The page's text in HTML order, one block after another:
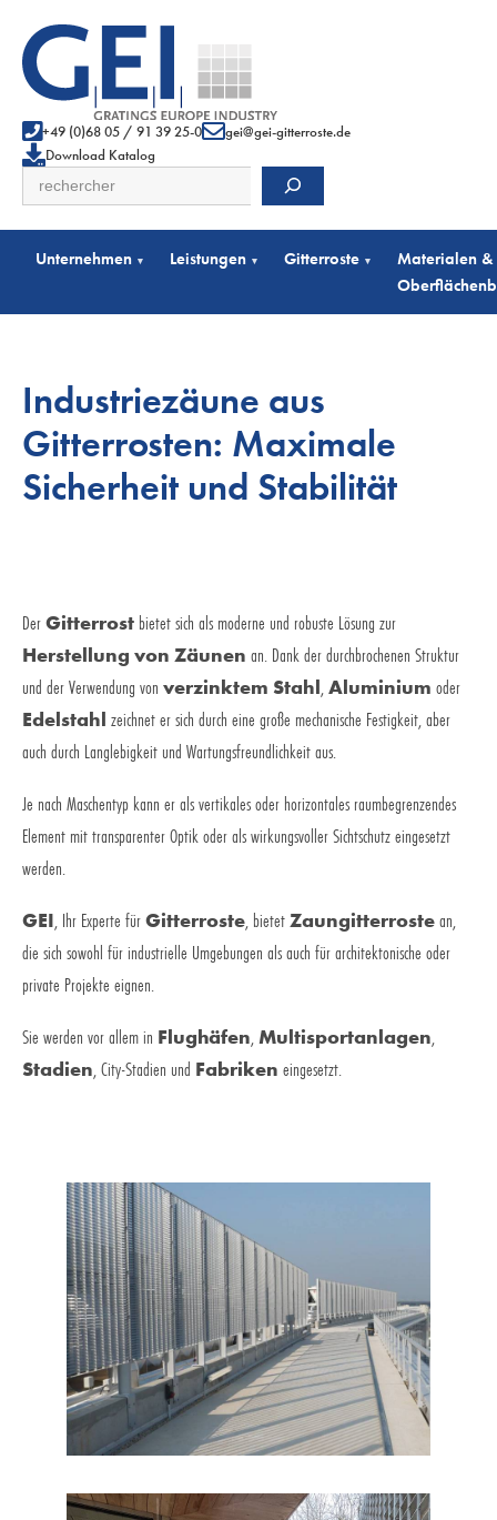
+49 (0)68 05 / 91 39 25-0
gei@gei-gitterroste.de
Download Katalog
Suchen
Unternehmen ▾ Leistungen ▾ Gitterroste ▾
Materialen &
Industriezäune aus
Gitterrosten: Maximale
Sicherheit und Stabilität
DerGitterrost bietet sich als moderne und robuste Lösung zur
Herstellung von Zäunen an. Dank der durchbrochenen Struktur
und der Verwendung von verzinktem Stahl Aluminium oder
Edelstahl zeichnet er sich durch eine große mechanische Festigkeit, aber
auch durch Langlebigkeit und Wartungsfreundlichkeit aus.
Je nach Maschentyp kann er als vertikales oder horizontales raumbegrenzendes
Element mit transparenter Optik oder als wirkungsvoller Sichtschutz eingesetzt
werden.
GEI , Ihr Experte fürGitterroste , bietet Zaungitterrostean,
die sich sowohl für industrielle Umgebungen als auch für architektonische oder
private Projekte eignen.
Sie werden vor allem in Flughäfen Multisportanlagen
Stadien , City-Stadien und Fabriken eingesetzt.